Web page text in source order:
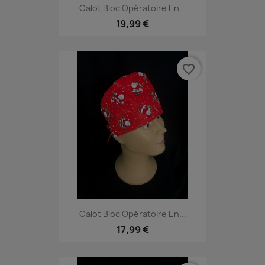
Calot Bloc Opératoire En...
19,99 €
Calot Bloc Opératoire En...
17,99 €
favorite_border